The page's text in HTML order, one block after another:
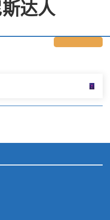
斯达人